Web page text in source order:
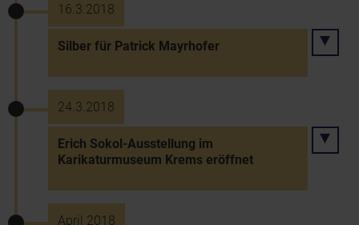
16.3.2018
Silber für Patrick Mayrhofer
24.3.2018
Erich Sokol-Ausstellung im
Karikaturmuseum Krems eröffnet
April 2018